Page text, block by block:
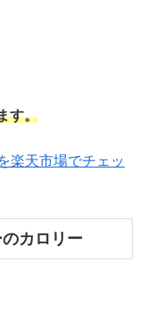
す。
楽天市場でチェッ
カロリー